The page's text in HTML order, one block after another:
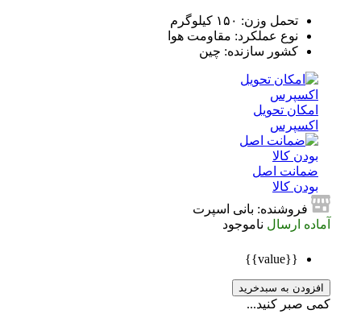
تحمل وزن: ۱۵۰ کیلوگرم
نوع عملکرد: مقاومت هوا
کشور سازنده: چین
امکان تحویل
اکسپرس
ضمانت اصل
بودن کالا
فروشنده: بانی اسپرت
آماده ارسال ناموجود
افزودن به سبدخرید
کمی صبر کنید...